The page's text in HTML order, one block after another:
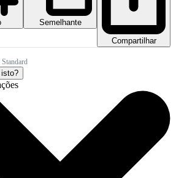
Semelhante
Compartilhar